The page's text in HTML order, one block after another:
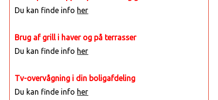
Du kan finde info her
Brug af grill i haver og på terrasser
Du kan finde info her
Tv-overvågning i din boligafdeling
Du kan finde info her